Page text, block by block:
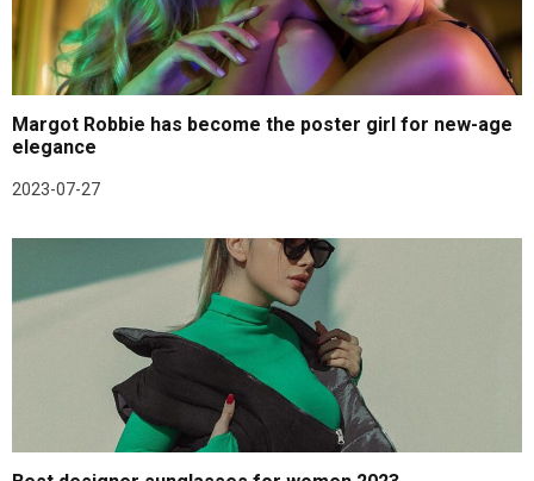
Margot Robbie has become the poster girl for new-age
elegance
2023-07-27